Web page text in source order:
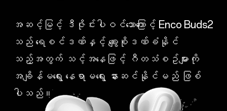
အဆင့်မြင့် ဒီဇိုင်းပါဝင်သောကြောင့် Enco Buds2
သည် ရေစင်ဒဏ်နှင့် ချွေးစိုဒဏ်ခံနိုင်
သည့်အတွက် သင့်အနေဖြင့် ဂီတသံစဥ်များကို
အချိန်မရွေး နေရာမရွေး နားဆင်နိုင်မည် ဖြစ်
ပါသည်။